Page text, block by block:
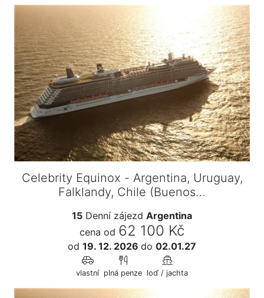
Celebrity Equinox - Argentina, Uruguay,
Falklandy, Chile (Buenos…
15 Denní zájezd Argentina
cena od 62 100 Kč
od 19. 12. 2026 do 02.01.27
vlastní plná penze loď / jachta